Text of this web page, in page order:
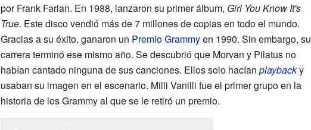
por Frank Farian. En 1988, lanzaron su primer álbum, Girl You Know It's
True. Este disco vendió más de 7 millones de copias en todo el mundo.
Gracias a su éxito, ganaron un Premio Grammyen 1990. Sin embargo, su
carrera terminó ese mismo año. Se descubrió que Morvan y Pilatus no
habían cantado ninguna de sus canciones. Ellos solo hacían playbacky
usaban su imagen en el escenario. Milli Vanilli fue el primer grupo en la
historia de los Grammy al que se le retiró un premio.